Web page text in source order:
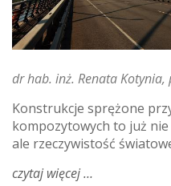
dr hab. inż. Renata Kotynia,
Konstrukcje sprężone
kompozytowych to już
ale rzeczywistość
czytaj więcejo